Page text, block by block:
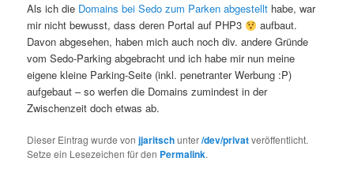
Als ich die Domains bei Sedo zum Parken abgestellt habe, war
mir nicht bewusst, dass deren Portal auf PHP3
aufbaut.
Davon abgesehen, haben mich auch noch div. andere Gründe
vom Sedo-Parking abgebracht und ich habe mir nun meine
eigene kleine Parking-Seite (inkl. penetranter Werbung :P)
aufgebaut – so werfen die Domains zumindest in der
Zwischenzeit doch etwas ab.
Dieser Eintrag wurde vonjjaritschunter/dev/privatveröffentlicht.
Setze ein Lesezeichen für den Permalink.